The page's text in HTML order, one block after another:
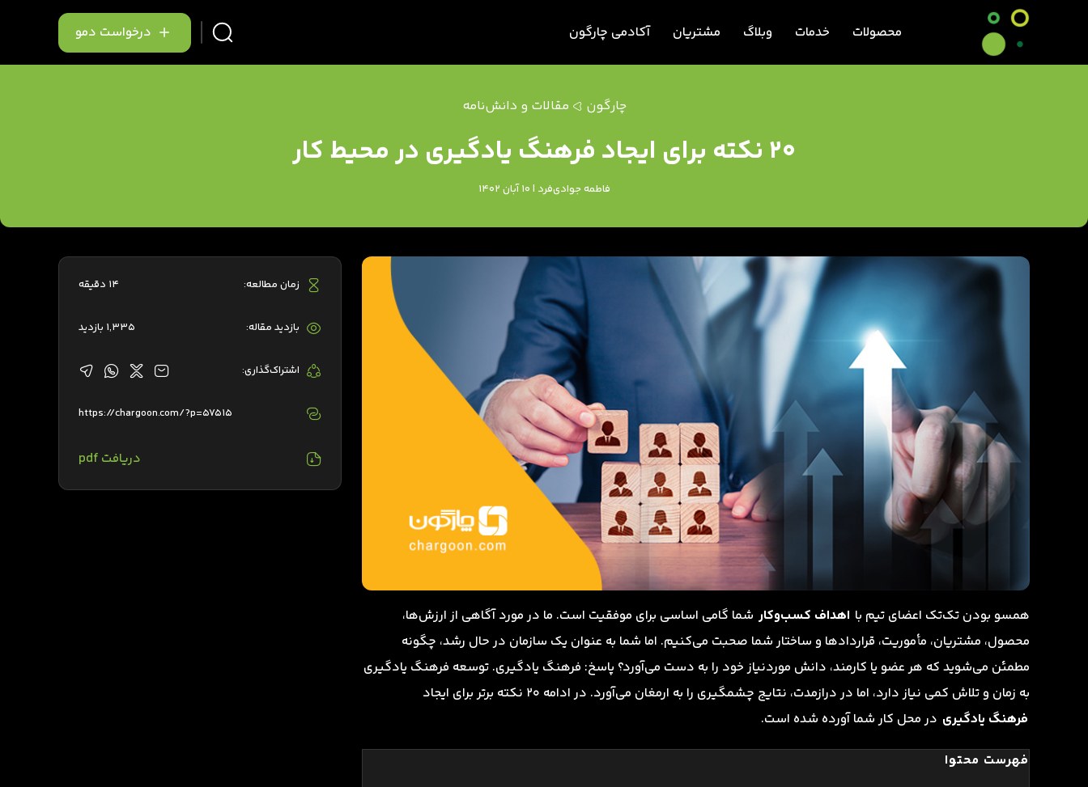
محصولات خدمات وبلاگ مشتریان آکادمی چارگون درخواست دمو
چارگون مقالات و دانش‌نامه
20 نکته برای ایجاد فرهنگ یادگیری در محیط کار
فاطمه جوادی‌فرد | 10 آبان 1402
همسو بودن تک‌تک اعضای تیم با اهداف کسب‌وکار شما گامی اساسی برای موفقیت است. ما در مورد آگاهی از ارزش‌ها،
محصول، مشتریان، مأموریت، قراردادها و ساختار شما صحبت می‌کنیم. اما شما به عنوان یک سازمان در حال رشد، چگونه
مطمئن می‌شوید که هر عضو یا کارمند، دانش موردنیاز خود را به دست می‌آورد؟ پاسخ: فرهنگ یادگیری. توسعه فرهنگ یادگیری
به زمان و تلاش کمی نیاز دارد، اما در درازمدت، نتایج چشمگیری را به ارمغان می‌آورد. در ادامه 20 نکته برتر برای ایجاد
فرهنگ یادگیری در محل کار شما آورده شده است.
فهرست محتوا
زمان مطالعه: 14 دقیقه
بازدید مقاله: 1,335 بازدید
اشتراک‌گذاری:
https://chargoon.com/?p=57515
دریافت pdf